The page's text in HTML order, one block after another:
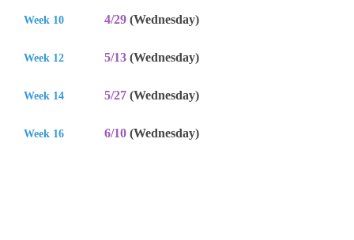
Week 10 4/29 (Wednesday)
Week 12 5/13 (Wednesday)
Week 14 5/27 (Wednesday)
Week 16 6/10 (Wednesday)